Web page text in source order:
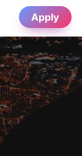
Apply